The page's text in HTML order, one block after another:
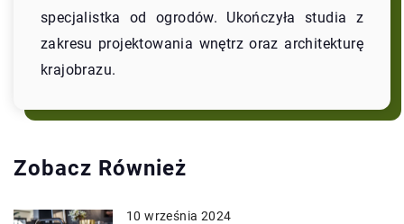
specjalistka od ogrodów. Ukończyła studia z
zakresu projektowania wnętrz oraz architekturę
krajobrazu.
Zobacz Również
10 września 2024